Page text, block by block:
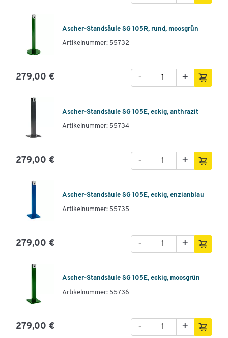
Ascher-Standsäule SG 105R, rund, moosgrün
Artikelnummer: 55732
279,00 € +
-
Ascher-Standsäule SG 105E, eckig, anthrazit
Artikelnummer: 55734
279,00 € +
-
Ascher-Standsäule SG 105E, eckig, enzianblau
Artikelnummer: 55735
279,00 € +
-
Ascher-Standsäule SG 105E, eckig, moosgrün
Artikelnummer: 55736
279,00 € +
-